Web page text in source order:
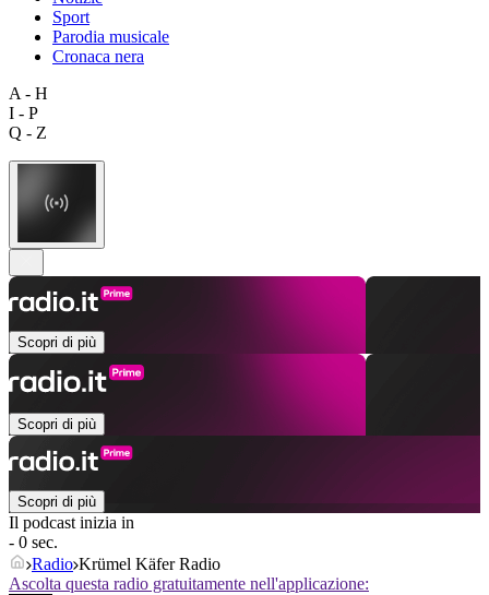
Sport
Parodia musicale
Cronaca nera
A - H
I - P
Q - Z
Scopri di più
Scopri di più
Scopri di più
Il podcast inizia in
- 0 sec.
Radio Krümel Käfer Radio
Ascolta questa radio gratuitamente nell'applicazione: